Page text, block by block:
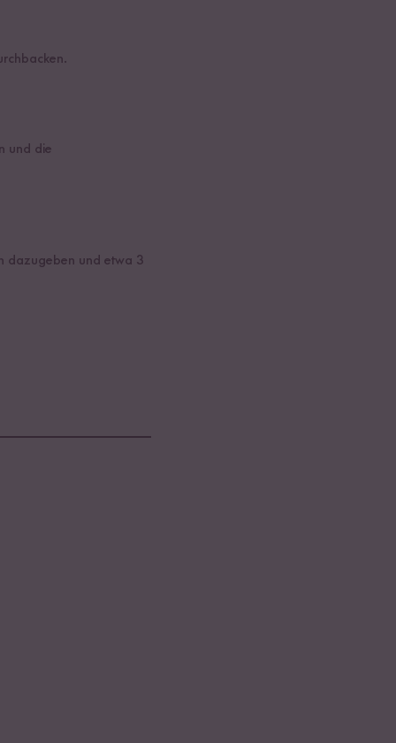
und die
dazugeben und etwa 3